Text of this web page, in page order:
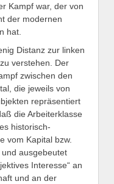
Kampf war, der von
der modernen
hat.
Distanz zur linken
verstehen. Der
zwischen den
die jeweils von
repräsentiert
die Arbeiterklasse
historisch-
vom Kapital bzw.
ausgebeutet
Interesse“ an
und an der